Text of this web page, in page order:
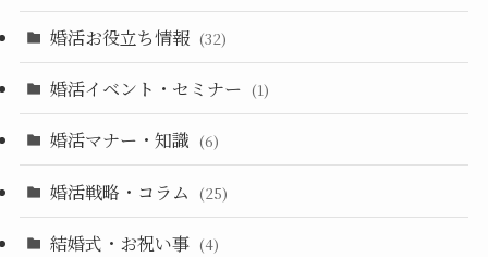
婚活お役立ち情報 (32)
婚活イベント・セミナー (1)
婚活マナー・知識 (6)
婚活戦略・コラム (25)
結婚式・お祝い事 (4)